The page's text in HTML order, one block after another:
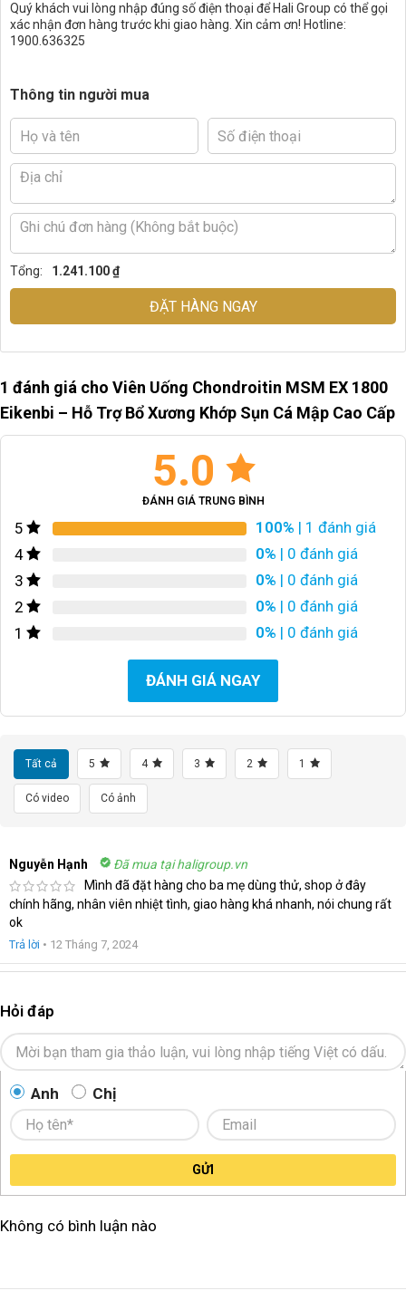
Quý khách vui lòng nhập đúng số điện thoại để Hali Group có thể gọi
xác nhận đơn hàng trước khi giao hàng. Xin cảm ơn! Hotline:
1900.636325
Thông tin người mua
Tổng: 1.241.100 ₫
ĐẶT HÀNG NGAY
1 đánh giá cho Viên Uống Chondroitin MSM EX 1800
Eikenbi – Hỗ Trợ Bổ Xương Khớp Sụn Cá Mập Cao Cấp
5.0
ĐÁNH GIÁ TRUNG BÌNH
5 100% | 1 đánh giá
4
0% | 0 đánh giá
3
0% | 0 đánh giá
2
0% | 0 đánh giá
1
0% | 0 đánh giá
ĐÁNH GIÁ NGAY
Tất cả 5 4 3 2 1
Có video Có ảnh
Nguyễn Hạnh
Đã mua tại haligroup.vn
Mình đã đặt hàng cho ba mẹ dùng thử, shop ở đây
chính hãng, nhân viên nhiệt tình, giao hàng khá nhanh, nói chung rất
ok
Trả lời • 12 Tháng 7, 2024
Hỏi đáp
Anh Chị
GỬI
Không có bình luận nào